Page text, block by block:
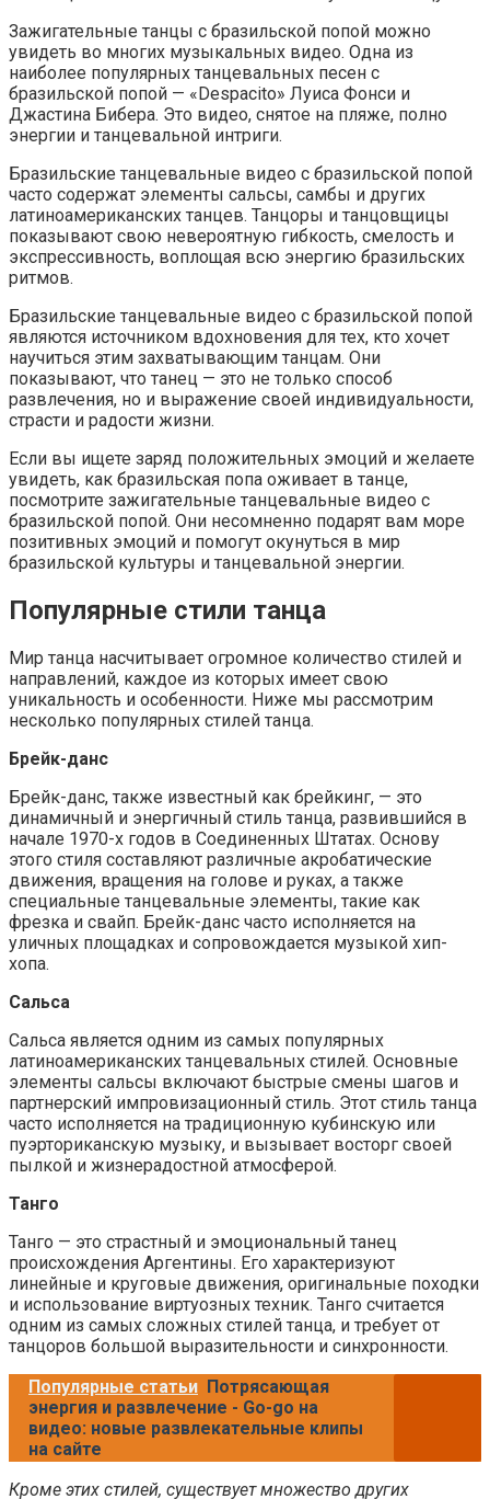
Зажигательные танцы с бразильской попой можно
увидеть во многих музыкальных видео. Одна из
наиболее популярных танцевальных песен с
бразильской попой — «Despacito» Луиса Фонси и
Джастина Бибера. Это видео, снятое на пляже, полно
энергии и танцевальной интриги.
Бразильские танцевальные видео с бразильской попой
часто содержат элементы сальсы, самбы и других
латиноамериканских танцев. Танцоры и танцовщицы
показывают свою невероятную гибкость, смелость и
экспрессивность, воплощая всю энергию бразильских
ритмов.
Бразильские танцевальные видео с бразильской попой
являются источником вдохновения для тех, кто хочет
научиться этим захватывающим танцам. Они
показывают, что танец — это не только способ
развлечения, но и выражение своей индивидуальности,
страсти и радости жизни.
Если вы ищете заряд положительных эмоций и желаете
увидеть, как бразильская попа оживает в танце,
посмотрите зажигательные танцевальные видео с
бразильской попой. Они несомненно подарят вам море
позитивных эмоций и помогут окунуться в мир
бразильской культуры и танцевальной энергии.
Популярные стили танца
Мир танца насчитывает огромное количество стилей и
направлений, каждое из которых имеет свою
уникальность и особенности. Ниже мы рассмотрим
несколько популярных стилей танца.
Брейк-данс
Брейк-данс, также известный как брейкинг, — это
динамичный и энергичный стиль танца, развившийся в
начале 1970-х годов в Соединенных Штатах. Основу
этого стиля составляют различные акробатические
движения, вращения на голове и руках, а также
специальные танцевальные элементы, такие как
фрезка и свайп. Брейк-данс часто исполняется на
уличных площадках и сопровождается музыкой хип-
хопа.
Сальса
Сальса является одним из самых популярных
латиноамериканских танцевальных стилей. Основные
элементы сальсы включают быстрые смены шагов и
партнерский импровизационный стиль. Этот стиль танца
часто исполняется на традиционную кубинскую или
пуэрториканскую музыку, и вызывает восторг своей
пылкой и жизнерадостной атмосферой.
Танго
Танго — это страстный и эмоциональный танец
происхождения Аргентины. Его характеризуют
линейные и круговые движения, оригинальные походки
и использование виртуозных техник. Танго считается
одним из самых сложных стилей танца, и требует от
танцоров большой выразительности и синхронности.
Популярные статьи Потрясающая
энергия и развлечение - Go-go на
видео: новые развлекательные клипы
на сайте
Кроме этих стилей, существует множество других